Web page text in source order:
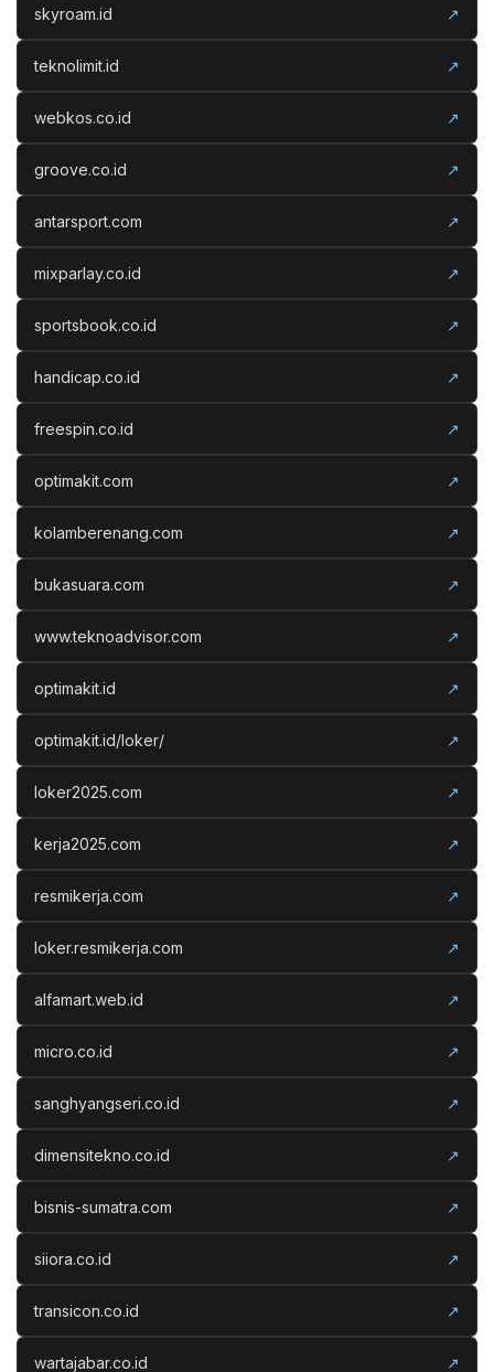
skyroam.id ↗
teknolimit.id ↗
webkos.co.id ↗
groove.co.id ↗
antarsport.com ↗
mixparlay.co.id ↗
sportsbook.co.id ↗
handicap.co.id ↗
freespin.co.id ↗
optimakit.com ↗
kolamberenang.com ↗
bukasuara.com ↗
www.teknoadvisor.com ↗
optimakit.id ↗
optimakit.id/loker/ ↗
loker2025.com ↗
kerja2025.com ↗
resmikerja.com ↗
loker.resmikerja.com ↗
alfamart.web.id ↗
micro.co.id ↗
sanghyangseri.co.id ↗
dimensitekno.co.id ↗
bisnis-sumatra.com ↗
siiora.co.id ↗
transicon.co.id ↗
wartajabar.co.id ↗